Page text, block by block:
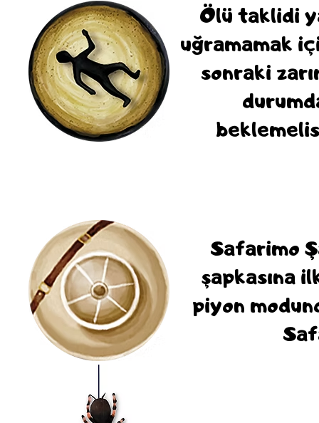
Ölü taklidi
uğramamak
sonraki
Safarimo
şapkasına
piyon